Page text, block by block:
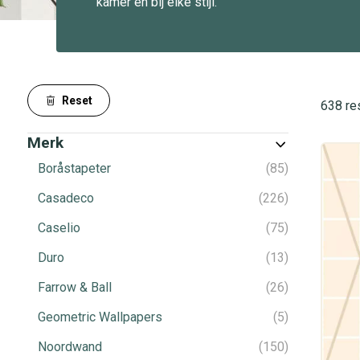
Reset
Merk
Boråstapeter
85
Casadeco
226
Caselio
75
Duro
13
Farrow & Ball
26
Geometric Wallpapers
5
Noordwand
150
638